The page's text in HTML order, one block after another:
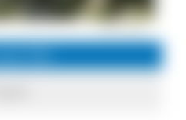
© M. Lüth